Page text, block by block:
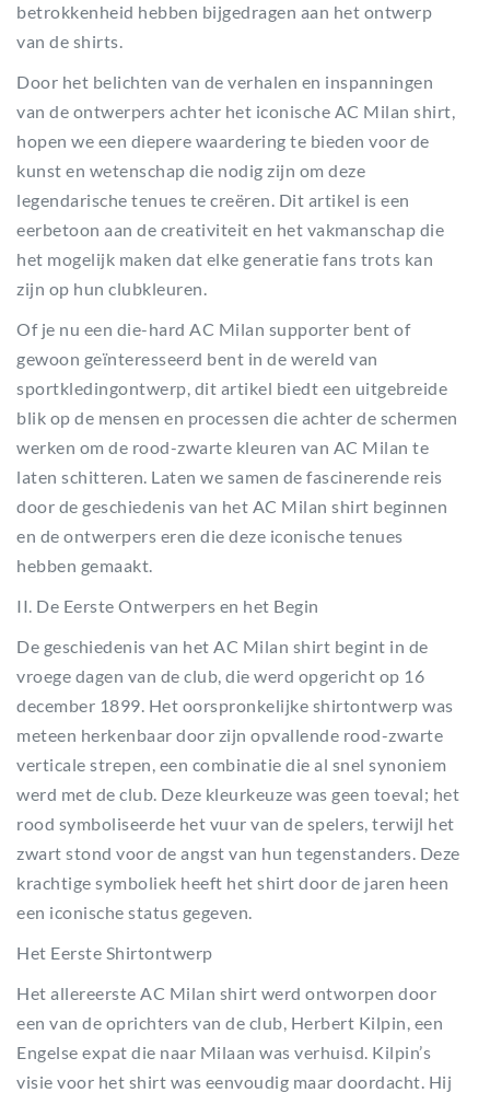
betrokkenheid hebben bijgedragen aan het ontwerp
van de shirts.
Door het belichten van de verhalen en inspanningen
van de ontwerpers achter het iconische AC Milan shirt,
hopen we een diepere waardering te bieden voor de
kunst en wetenschap die nodig zijn om deze
legendarische tenues te creëren. Dit artikel is een
eerbetoon aan de creativiteit en het vakmanschap die
het mogelijk maken dat elke generatie fans trots kan
zijn op hun clubkleuren.
Of je nu een die-hard AC Milan supporter bent of
gewoon geïnteresseerd bent in de wereld van
sportkledingontwerp, dit artikel biedt een uitgebreide
blik op de mensen en processen die achter de schermen
werken om de rood-zwarte kleuren van AC Milan te
laten schitteren. Laten we samen de fascinerende reis
door de geschiedenis van het AC Milan shirt beginnen
en de ontwerpers eren die deze iconische tenues
hebben gemaakt.
II. De Eerste Ontwerpers en het Begin
De geschiedenis van het AC Milan shirt begint in de
vroege dagen van de club, die werd opgericht op 16
december 1899. Het oorspronkelijke shirtontwerp was
meteen herkenbaar door zijn opvallende rood-zwarte
verticale strepen, een combinatie die al snel synoniem
werd met de club. Deze kleurkeuze was geen toeval; het
rood symboliseerde het vuur van de spelers, terwijl het
zwart stond voor de angst van hun tegenstanders. Deze
krachtige symboliek heeft het shirt door de jaren heen
een iconische status gegeven.
Het Eerste Shirtontwerp
Het allereerste AC Milan shirt werd ontworpen door
een van de oprichters van de club, Herbert Kilpin, een
Engelse expat die naar Milaan was verhuisd. Kilpin’s
visie voor het shirt was eenvoudig maar doordacht. Hij